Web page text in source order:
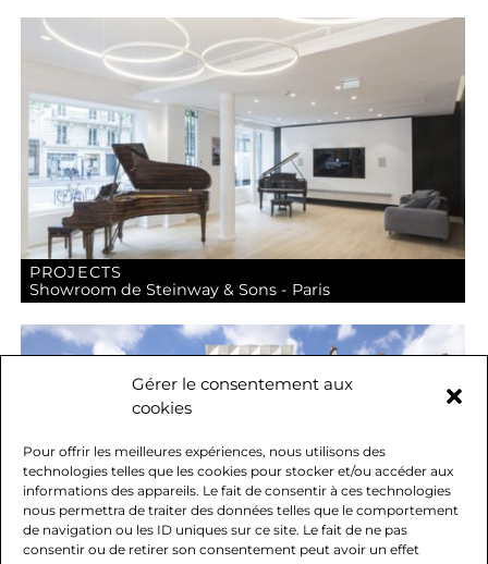
Gérer le consentement aux
cookies
Pour offrir les meilleures expériences, nous utilisons des
technologies telles que les cookies pour stocker et/ou accéder aux
informations des appareils. Le fait de consentir à ces technologies
nous permettra de traiter des données telles que le comportement
de navigation ou les ID uniques sur ce site. Le fait de ne pas
consentir ou de retirer son consentement peut avoir un effet
PROJECTS
Showroom de Steinway & Sons - Paris